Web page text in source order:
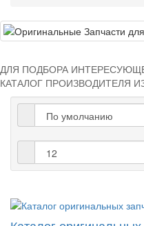
ДЛЯ ПОДБОРА
КАТАЛОГ ПРОИЗВОДИТЕЛЯ